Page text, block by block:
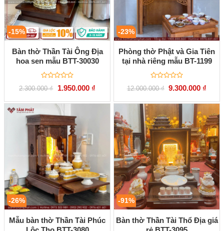
-15%
Bàn thờ Thần Tài Ông Địa
hoa sen mẫu BTT-30030
Được
xếp
0
sao
2.300.000₫
Giá
là:
2.300.000 ₫.
1.950.000 ₫Giá
tại
1.950.000 ₫.
-23%
Phòng thờ Phật và Gia Tiên
tại nhà riêng mẫu BT-1199
Được
xếp
0
sao
12.000.000₫ Giá
là:
12.000.000 ₫.
9.300.000 ₫
tại
là:
-26%
Mẫu bàn thờ Thần Tài Phúc
-91%
Bàn thờ Thần Tài Thổ Địa giá